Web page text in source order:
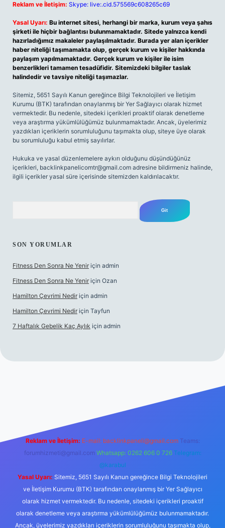
Reklam ve İletişim: Skype: live:.cid.575569c608265c69
Yasal Uyarı: Bu internet sitesi, herhangi bir marka, kurum veya şahıs
şirketi ile hiçbir bağlantısı bulunmamaktadır. Sitede yalnızca kendi
hazırladığımız makaleler paylaşılmaktadır. Burada yer alan içerikler
haber niteliği taşımamakta olup, gerçek kurum ve kişiler hakkında
paylaşım yapılmamaktadır. Gerçek kurum ve kişiler ile isim
benzerlikleri tamamen tesadüfidir. Sitemizdeki bilgiler taslak
halindedir ve tavsiye niteliği taşımazlar.
Sitemiz, 5651 Sayılı Kanun gereğince Bilgi Teknolojileri ve İletişim
Kurumu (BTK) tarafından onaylanmış bir Yer Sağlayıcı olarak hizmet
vermektedir. Bu nedenle, sitedeki içerikleri proaktif olarak denetleme
veya araştırma yükümlülüğümüz bulunmamaktadır. Ancak, üyelerimiz
yazdıkları içeriklerin sorumluluğunu taşımakta olup, siteye üye olarak
bu sorumluluğu kabul etmiş sayılırlar.
Hukuka ve yasal düzenlemelere aykırı olduğunu düşündüğünüz
içerikleri, backlinkpanelicomtr@gmail.com adresine bildirmeniz halinde,
ilgili içerikler yasal süre içerisinde sitemizden kaldırılacaktır.
SON YORUMLAR
Fitness Den Sonra Ne Yenir için admin
Fitness Den Sonra Ne Yenir için Ozan
Hamilton Çevrimi Nedir için admin
Hamilton Çevrimi Nedir için Tayfun
7 Haftalık Gebelik Kaç Aylık için admin
Reklam ve İletişim: E-mail: backlinkpaneli@gmail.com Teams:
forumhizmeti@gmail.com Whatsapp: 0262 606 0 726 Telegram:
@karabul
Yasal Uyarı: Sitemiz, 5651 Sayılı Kanun gereğince Bilgi Teknolojileri
ve İletişim Kurumu (BTK) tarafından onaylanmış bir Yer Sağlayıcı
olarak hizmet vermektedir. Bu nedenle, sitedeki içerikleri proaktif
olarak denetleme veya araştırma yükümlülüğümüz bulunmamaktadır.
Ancak, üyelerimiz yazdıkları içeriklerin sorumluluğunu taşımakta olup,